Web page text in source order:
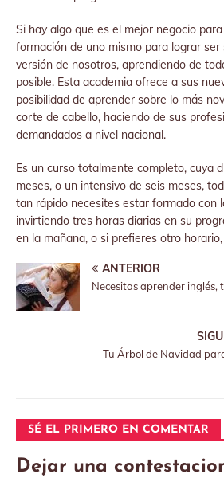
Si hay algo que es el mejor negocio
formación de uno mismo para lograr
versión de nosotros, aprendiendo de
posible. Esta academia ofrece a sus
posibilidad de aprender sobre lo más
corte de cabello, haciendo de sus
demandados a nivel nacional.
Es un curso totalmente completo, cuya
meses, o un intensivo de seis meses,
tan rápido necesites estar formado con
invirtiendo tres horas diarias en su
en la mañana, o si prefieres otro
ANTERIOR
Necesitas aprender inglés,
Tu Árbol de Navidad
SÉ EL PRIMERO EN COMENTAR
Dejar una